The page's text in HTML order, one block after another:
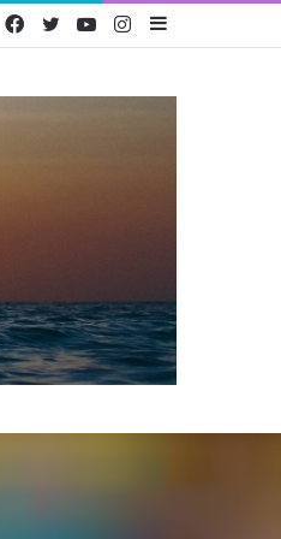
Sidebar
Instagram
YouTube
Twitter
Facebook